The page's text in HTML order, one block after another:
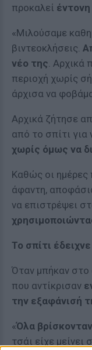
προκαλεί
«Μιλούσαμε
βιντεοκλήσεις.
νέο της. Αρχικά
περιοχή χωρίς
άρχισα να
Αρχικά ζήτησε
από το σπίτι για
χωρίς όμως να
Καθώς οι ημέρες
άφαντη,
να επιστρέψει
Το σπίτι
Όταν μπήκαν στο
που αντίκρισαν
την εξαφάνισή
«Όλα
τσάι είχε μείνει